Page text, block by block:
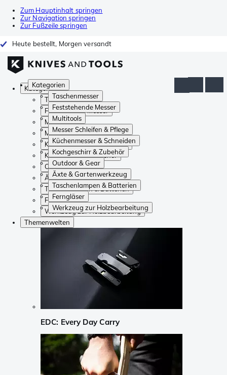
Zum Hauptinhalt springen
Zur Navigation springen
Zur Fußzeile springen
Heute bestellt, Morgen versandt
Kategorien
Taschenmesser
Feststehende Messer
Multitools
Messer Schleifen & Pflege
Küchenmesser & Schneiden
Kochgeschirr & Zubehör
Outdoor & Gear
Äxte & Gartenwerkzeug
Taschenlampen & Batterien
Ferngläser
Werkzeug zur Holzbearbeitung
Kategorien
Taschenmesser
Feststehende Messer
Multitools
Messer Schleifen & Pflege
Küchenmesser & Schneiden
Kochgeschirr & Zubehör
Outdoor & Gear
Äxte & Gartenwerkzeug
Taschenlampen & Batterien
Ferngläser
Werkzeug zur Holzbearbeitung
Themenwelten
EDC: Every Day Carry